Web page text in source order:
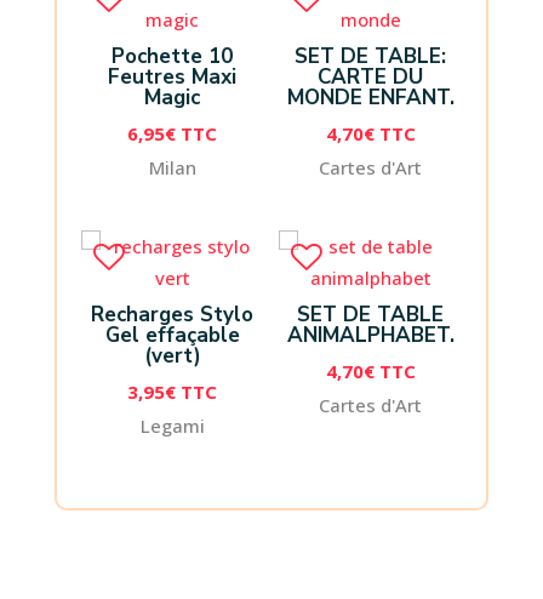
Pochette 10
Feutres Maxi
Magic
6,95€ TTC
Milan
SET DE TABLE:
CARTE DU
MONDE ENFANT.
4,70€ TTC
Cartes d'Art
Recharges Stylo
Gel effaçable
(vert)
3,95€ TTC
Legami
SET DE TABLE
ANIMALPHABET.
4,70€ TTC
Cartes d'Art